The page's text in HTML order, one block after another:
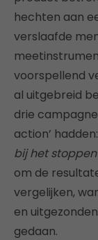
hechten aan
verslaafde
voorspellend
al uitgebreid
drie
action’ hadden:
bij het
om de
vergelijken,
en
gedaan.